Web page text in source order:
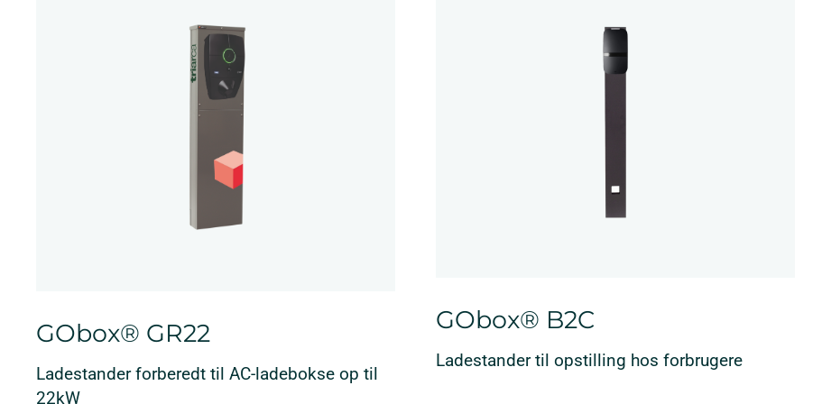
GObox® GR22
Ladestander forberedt til AC-ladebokse op til
22kW
GObox® B2C
Ladestander til opstilling hos forbrugere